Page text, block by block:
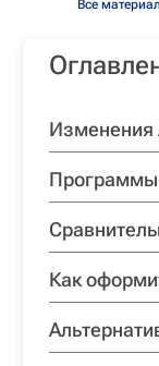
Все
Изменения
Программы
Как